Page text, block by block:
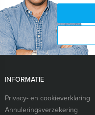
INFORMATIE
Privacy- en cookieverklaring
Annuleringsverzekering